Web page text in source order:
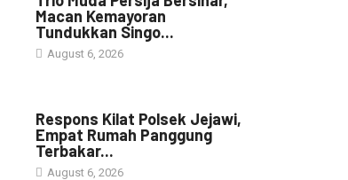
Macan Kemayoran
Tundukkan Singo...
August 6, 2026
Respons Kilat Polsek Jejawi,
Empat Rumah Panggung
Terbakar...
August 6, 2026